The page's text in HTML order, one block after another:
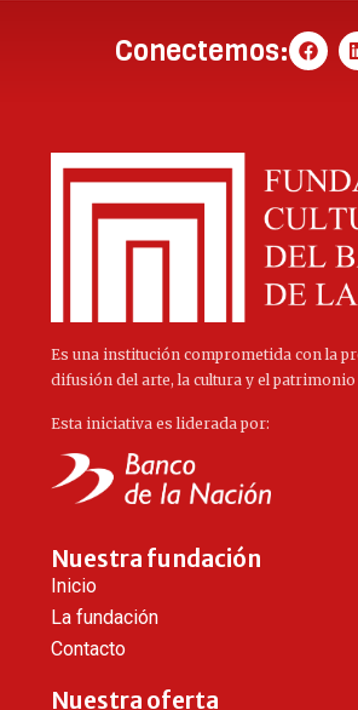
Conectemos:
Es una institución comprometida con la
difusión del arte, la cultura y el patrimonio
Esta iniciativa es liderada por:
Nuestra fundación
Inicio
La fundación
Contacto
Nuestra oferta